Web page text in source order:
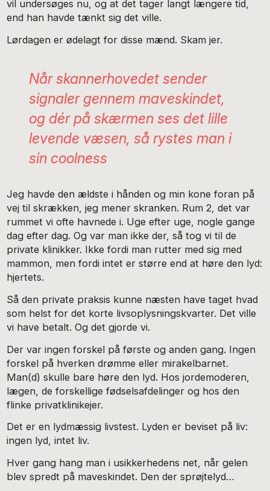
vil undersøges nu, og at det tager langt længere tid,
end han havde tænkt sig det ville.
Lørdagen er ødelagt for disse mænd. Skam jer.
Når skannerhovedet sender
signaler gennem maveskindet,
og dér på skærmen ses det lille
levende væsen, så rystes man i
sin coolness
Jeg havde den ældste i hånden og min kone foran på
vej til skrækken, jeg mener skranken. Rum 2, det var
rummet vi ofte havnede i. Uge efter uge, nogle gange
dag efter dag. Og var man ikke der, så tog vi til de
private klinikker. Ikke fordi man rutter med sig med
mammon, men fordi intet er større end at høre den lyd:
hjertets.
Så den private praksis kunne næsten have taget hvad
som helst for det korte livsoplysningskvarter. Det ville
vi have betalt. Og det gjorde vi.
Der var ingen forskel på første og anden gang. Ingen
forskel på hverken drømme eller mirakelbarnet.
Man(d) skulle bare høre den lyd. Hos jordemoderen,
lægen, de forskellige fødselsafdelinger og hos den
flinke privatklinikejer.
Det er en lydmæssig livstest. Lyden er beviset på liv:
ingen lyd, intet liv.
Hver gang hang man i usikkerhedens net, når gelen
blev spredt på maveskindet. Den der sprøjtelyd…